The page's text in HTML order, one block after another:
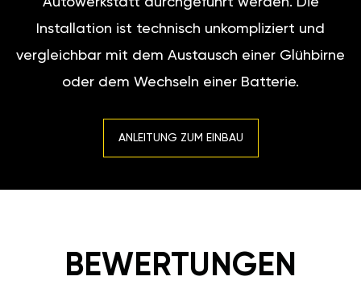
Installation ist technisch unkompliziert und
vergleichbar mit dem Austausch einer Glühbirne
oder dem Wechseln einer Batterie.
ANLEITUNG ZUM EINBAU
BEWERTUNGEN